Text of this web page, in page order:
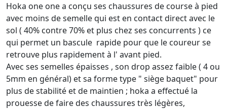
Hoka one one a conçu ses chaussures de course à pied
avec moins de semelle qui est en contact direct avec le
sol ( 40% contre 70% et plus chez ses concurrents ) ce
qui permet un bascule rapide pour que le coureur se
retrouve plus rapidement à l' avant pied.
Avec ses semelles épaisses , son drop assez faible ( 4 ou
5mm en général) et sa forme type " siège baquet" pour
plus de stabilité et de maintien ; hoka a effectué la
prouesse de faire des chaussures très légères,